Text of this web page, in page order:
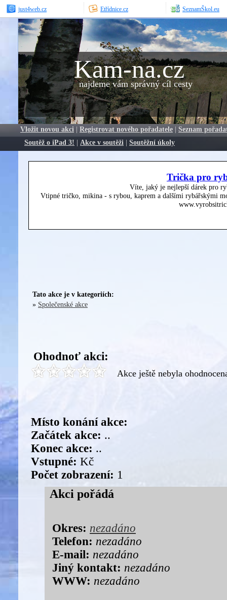
just4web.cz Etřídnice.cz SeznamŠkol.eu
Kam-na.cz
najdeme vám správný cíl cesty
Vložit novou akci | Registrovat nového pořadatele | Seznam
Soutěž o iPad 3! | Akce v soutěži | Soutěžní úkoly
Trička pro
Víte, jaký je nejlepší dárek pro
Vtipné tričko, mikina - s rybou, kaprem a dalšími rybářskými
Tato akce je v kategoriích:
» Společenské akce
Ohodnoť akci:
Akce ještě nebyla
Místo konání akce:
Začátek akce: ..
Konec akce: ..
Vstupné: Kč
Počet zobrazení: 1
Akci pořádá
Okres: nezadáno
Telefon: nezadáno
E-mail: nezadáno
Jiný kontakt: nezadáno
WWW: nezadáno